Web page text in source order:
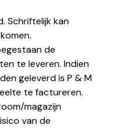
Schriftelijk kan
de
te leveren. Indien
geleverd is P & M
te factureren.
magazijn
van de